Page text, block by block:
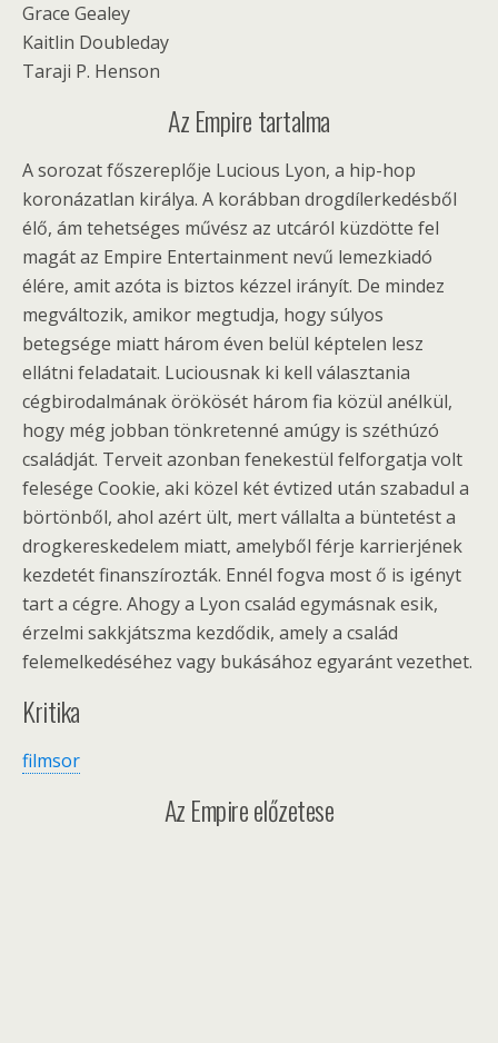
Grace Gealey
Kaitlin Doubleday
Taraji P. Henson
Az Empire tartalma
A sorozat főszereplője Lucious Lyon, a hip-hop
koronázatlan királya. A korábban drogdílerkedésből
élő, ám tehetséges művész az utcáról küzdötte fel
magát az Empire Entertainment nevű lemezkiadó
élére, amit azóta is biztos kézzel irányít. De mindez
megváltozik, amikor megtudja, hogy súlyos
betegsége miatt három éven belül képtelen lesz
ellátni feladatait. Luciousnak ki kell választania
cégbirodalmának örökösét három fia közül anélkül,
hogy még jobban tönkretenné amúgy is széthúzó
családját. Terveit azonban fenekestül felforgatja volt
felesége Cookie, aki közel két évtized után szabadul a
börtönből, ahol azért ült, mert vállalta a büntetést a
drogkereskedelem miatt, amelyből férje karrierjének
kezdetét finanszírozták. Ennél fogva most ő is igényt
tart a cégre. Ahogy a Lyon család egymásnak esik,
érzelmi sakkjátszma kezdődik, amely a család
felemelkedéséhez vagy bukásához egyaránt vezethet.
Kritika
filmsor
Az Empire előzetese